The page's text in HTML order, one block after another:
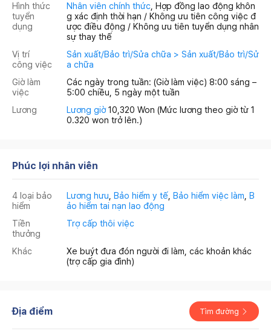
Hình thức
tuyển
dụng
Nhân viên chính thức , Hợp đồng lao động khôn
g xác định thời hạn / Không ưu tiên công việc đ
ược điều động / Không ưu tiên tuyển dụng nhân
sự thay thế
Vị trí
công việc
Sản xuất/Bảo trì/Sửa chữa > Sản xuất/Bảo trì/Sử
a chữa
Giờ làm
việc
Các ngày trong tuần: (Giờ làm việc) 8:00 sáng –
5:00 chiều, 5 ngày một tuần
Lương
Lương giờ 10,320 Won (Mức lương theo giờ từ 1
0.320 won trở lên.)
Phúc lợi nhân viên
4 loại bảo
hiểm
Lương hưu Bảo hiểm y tế Bảo hiểm việc làm B
ảo hiểm tai nạn lao động
Tiền
thưởng
Trợ cấp thôi việc
Khác
Xe buýt đưa đón người đi làm, các khoản khác
(trợ cấp gia đình)
Địa điểm Tìm đường